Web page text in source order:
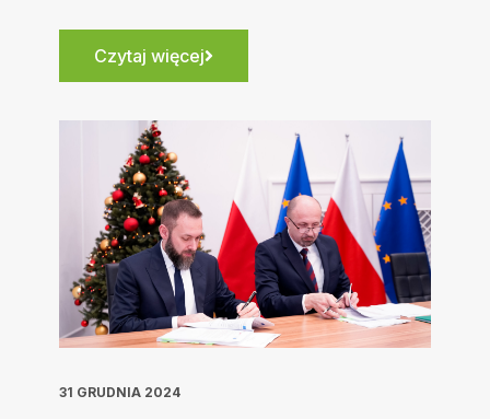
Czytaj więcej
31 GRUDNIA 2024